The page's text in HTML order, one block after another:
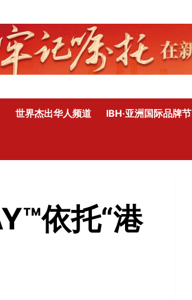
世界杰出华人频道 IBH·亚洲国际品牌节
依托“港